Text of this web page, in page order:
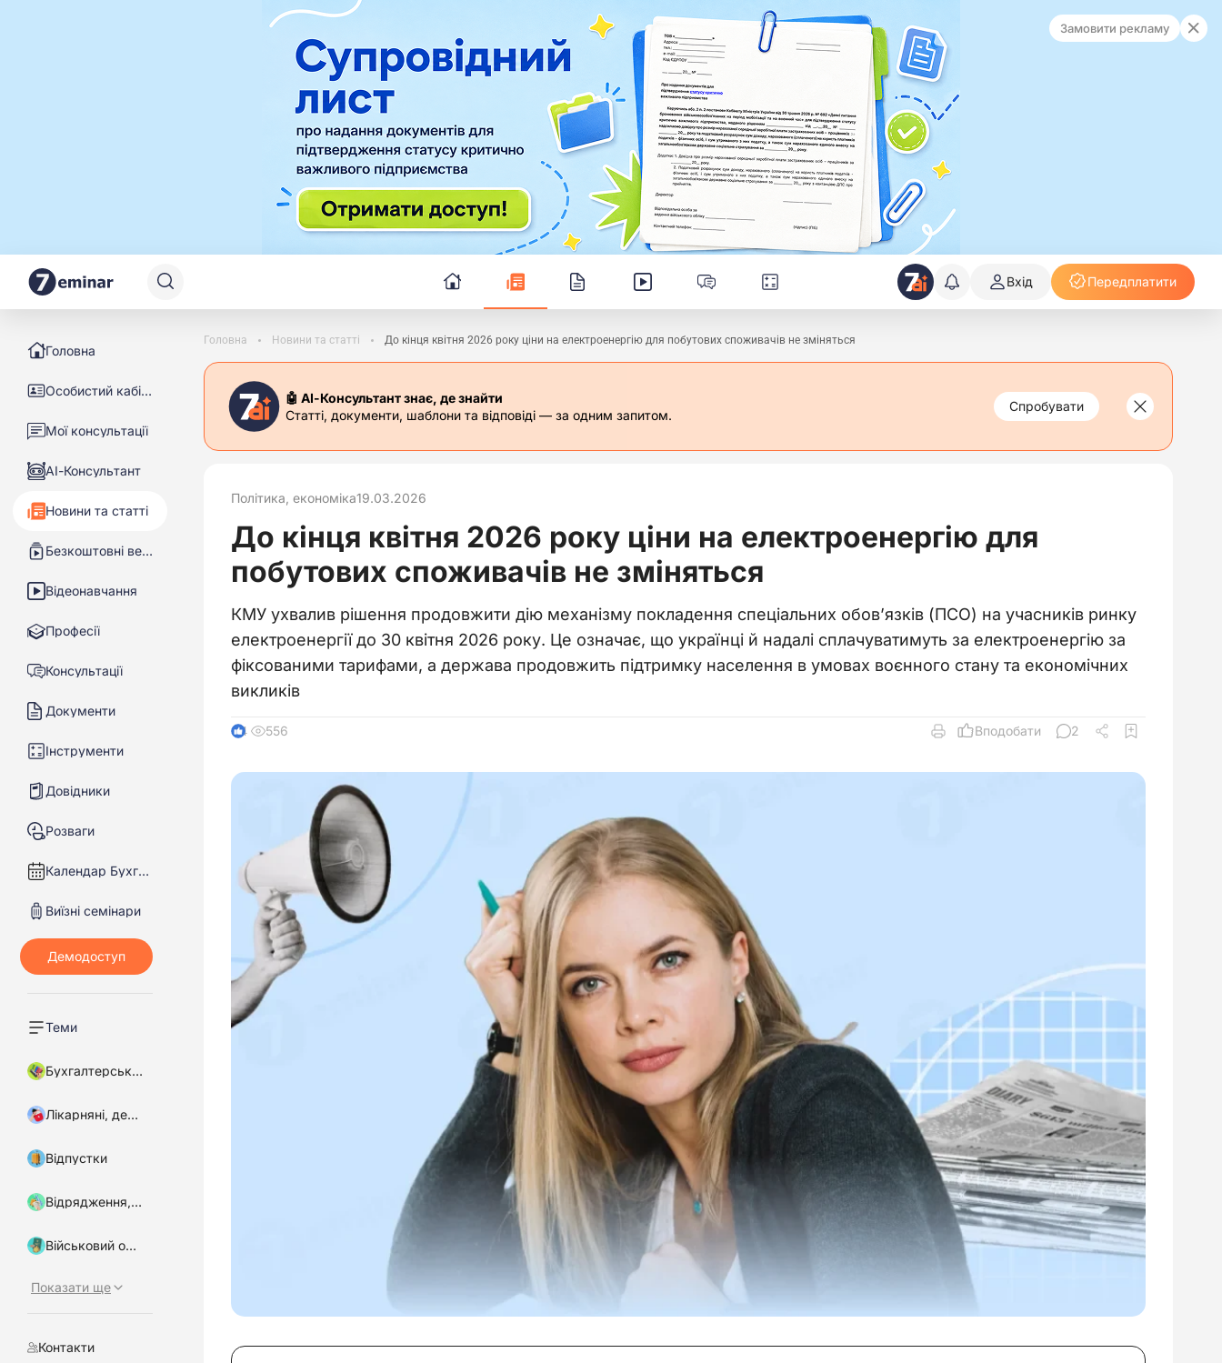
Замовити рекламу
Вхід Передплатити
Головна
Особистий кабінет
Мої консультації
АІ-Консультант
Новини та статті
Безкоштовні вебінари
Відеонавчання
Професії
Консультації
Документи
Інструменти
Довідники
Розваги
Календар Бухгалтера
Виїзні семінари
Теми
Бухгалтерський облік
Лікарняні, декретні
Відпустки
Відрядження, підзвітні кошти
Військовий облік, бронювання
Показати ще
Контакти
Головна Новини та статті До кінця квітня 2026 року ціни на електроенергію для побутових споживачів не зміняться
🤖 АІ-Консультант знає, де знайти
Статті, документи, шаблони та відповіді — за одним запитом.
Спробувати
Політика, економіка19.03.2026
До кінця квітня 2026 року ціни на електроенергію для
побутових споживачів не зміняться
КМУ ухвалив рішення продовжити дію механізму покладення спеціальних обов’язків (ПСО) на учасників ринку
електроенергії до 30 квітня 2026 року. Це означає, що українці й надалі сплачуватимуть за електроенергію за
фіксованими тарифами, а держава продовжить підтримку населення в умовах воєнного стану та економічних
викликів
4 556 Вподобати 2